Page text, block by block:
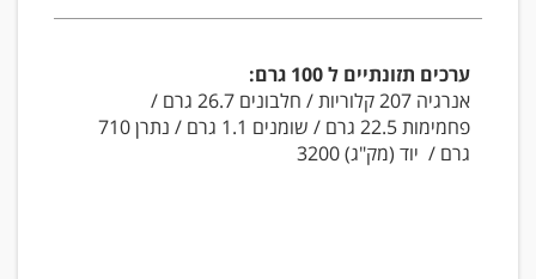
ערכים תזונתיים ל 100 גרם:
אנרגיה 207 קלוריות / חלבונים 26.7 גרם /
פחמימות 22.5 גרם / שומנים 1.1 גרם / נתרן 710
גרם / יוד (מק"ג) 3200